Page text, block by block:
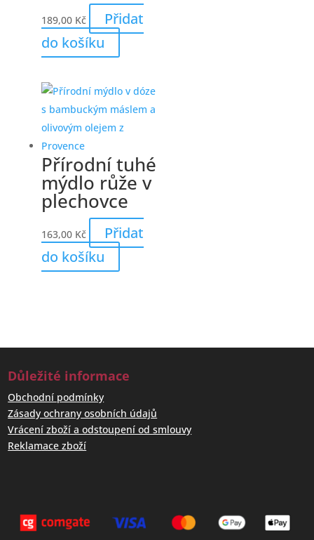
189,00 Kč
Přidat
do košíku
Přírodní tuhé
mýdlo růže v
plechovce
163,00 Kč
Přidat
do košíku
Důležité informace
Obchodní podmínky
Zásady ochrany osobních údajů
Vrácení zboží a odstoupení od smlouvy
Reklamace zboží